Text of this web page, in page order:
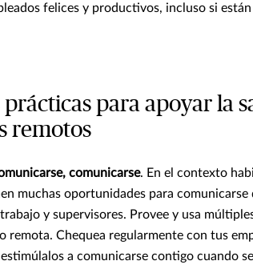
felices y productivos, incluso si
prácticas para apoyar la
remotos
comunicarse. En el contexto
muchas oportunidades para
y supervisores. Provee y usa
remota. Chequea regularmente con tus
a comunicarse contigo cuando